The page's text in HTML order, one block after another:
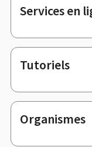
Services en
Tutoriels
Organismes